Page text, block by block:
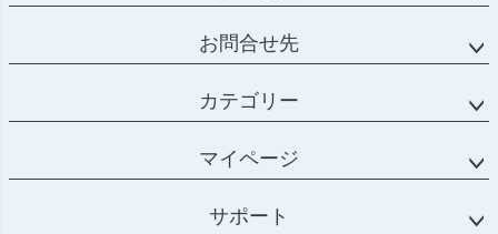
お問合せ先
カテゴリー
マイページ
サポート